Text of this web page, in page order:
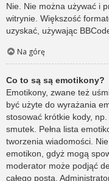
Nie. Nie można używać i
witrynie. Większość
uzyskać, używając
Na górę
Co to są są emotikony?
Emotikony, zwane też
być użyte do wyrażania
stosować krótkie kody,
smutek. Pełna lista
tworzenia wiadomości.
emotikon, gdyż mogą
moderator może podjąć
całego posta.